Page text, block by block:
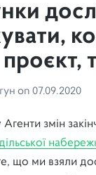
on 07.09.2020
Агенти змін
що ми взяли